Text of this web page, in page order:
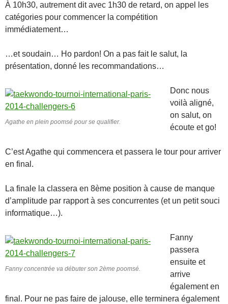
À 10h30, autrement dit avec 1h30 de retard, on appel les
catégories pour commencer la compétition
immédiatement…
…et soudain… Ho pardon! On a pas fait le salut, la
présentation, donné les recommandations…
Agathe en plein poomsé pour se qualifier.
Donc nous
voilà aligné,
on salut, on
écoute et go!
C’est Agathe qui commencera et passera le tour pour arriver
en final.
La finale la classera en 8ème position à cause de manque
d’amplitude par rapport à ses concurrentes (et un petit souci
informatique…).
Fanny concentrée va débuter son 2ème poomsé.
Fanny
passera
ensuite et
arrive
également en
final. Pour ne pas faire de jalouse, elle terminera également